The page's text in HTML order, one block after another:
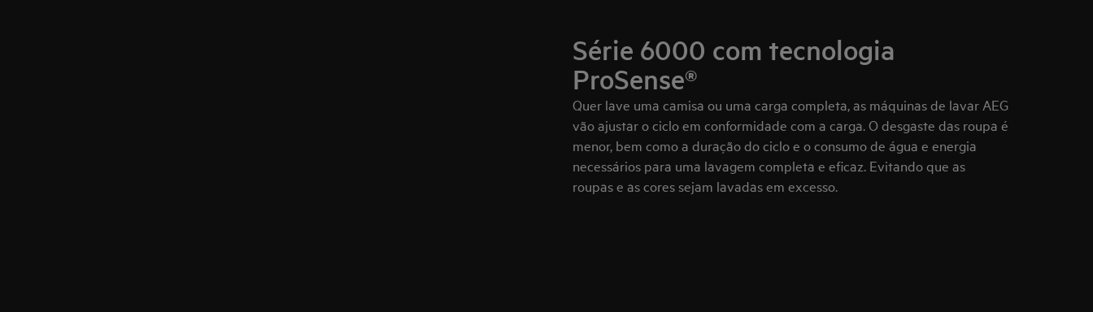
Série 6000 com tecnologia
ProSense®
Quer lave uma camisa ou uma carga completa, as máquinas de lavar AEG
vão ajustar o ciclo em conformidade com a carga. O desgaste das roupa é
menor, bem como a duração do ciclo e o consumo de água e energia
necessários para uma lavagem completa e eficaz. Evitando que as
roupas e as cores sejam lavadas em excesso.